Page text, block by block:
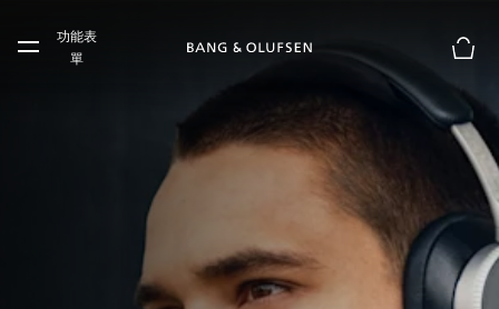
Skip to main footer
功能表
單